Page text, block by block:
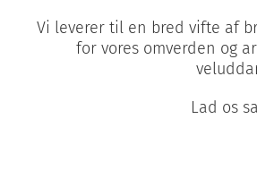
Vi leverer til en bred vifte af
for vores omverden og
Lad os